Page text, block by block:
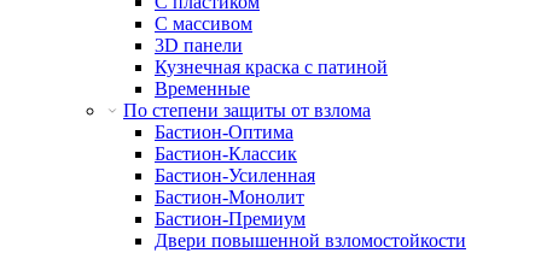
С массивом
3D панели
Кузнечная краска с патиной
Временные
По степени защиты от взлома
Бастион-Оптима
Бастион-Классик
Бастион-Усиленная
Бастион-Монолит
Бастион-Премиум
Двери повышенной взломостойкости